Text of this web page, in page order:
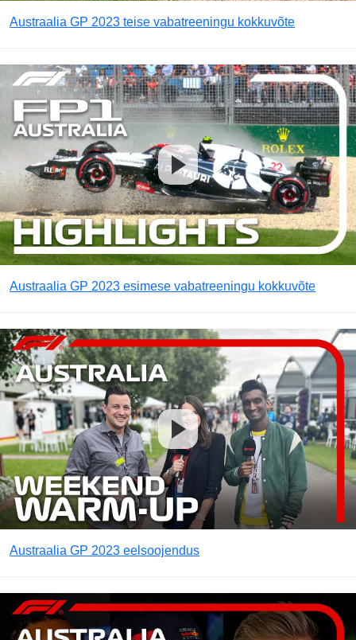
Austraalia GP 2023 teise vabatreeningu kokkuvõte
Austraalia GP 2023 esimese vabatreeningu kokkuvõte
Austraalia GP 2023 eelsoojendus